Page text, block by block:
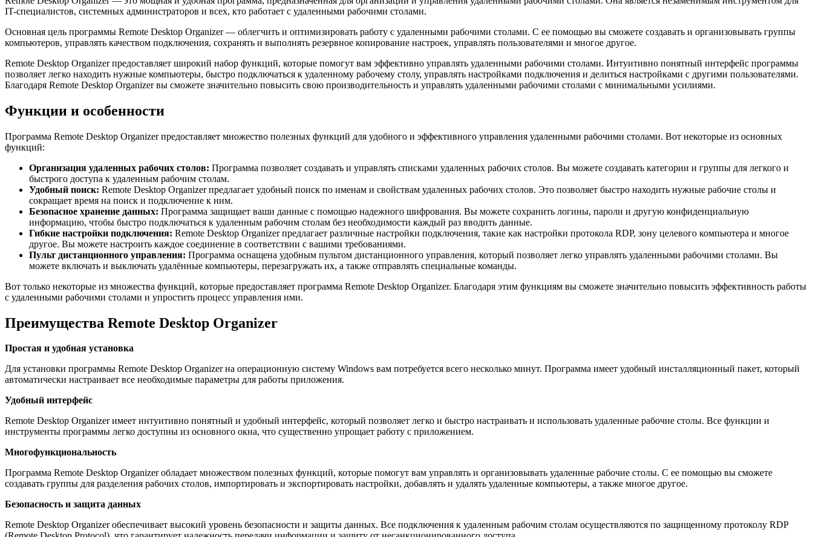
IT-специалистов, системных администраторов и всех, кто работает с удаленными рабочими столами.
Основная цель программы Remote Desktop Organizer — облегчить и оптимизировать работу с удаленными рабочими столами. С ее помощью вы сможете создавать и организовывать группы
компьютеров, управлять качеством подключения, сохранять и выполнять резервное копирование настроек, управлять пользователями и многое другое.
Remote Desktop Organizer предоставляет широкий набор функций, которые помогут вам эффективно управлять удаленными рабочими столами. Интуитивно понятный интерфейс программы
позволяет легко находить нужные компьютеры, быстро подключаться к удаленному рабочему столу, управлять настройками подключения и делиться настройками с другими пользователями.
Благодаря Remote Desktop Organizer вы сможете значительно повысить свою производительность и управлять удаленными рабочими столами с минимальными усилиями.
Функции и особенности
Программа Remote Desktop Organizer предоставляет множество полезных функций для удобного и эффективного управления удаленными рабочими столами. Вот некоторые из основных
функций:
Организация удаленных рабочих столов: Программа позволяет создавать и управлять списками удаленных рабочих столов. Вы можете создавать категории и группы для легкого и
быстрого доступа к удаленным рабочим столам.
Удобный поиск: Remote Desktop Organizer предлагает удобный поиск по именам и свойствам удаленных рабочих столов. Это позволяет быстро находить нужные рабочие столы и
сокращает время на поиск и подключение к ним.
Безопасное хранение данных: Программа защищает ваши данные с помощью надежного шифрования. Вы можете сохранить логины, пароли и другую конфиденциальную
информацию, чтобы быстро подключаться к удаленным рабочим столам без необходимости каждый раз вводить данные.
Гибкие настройки подключения: Remote Desktop Organizer предлагает различные настройки подключения, такие как настройки протокола RDP, зону целевого компьютера и многое
другое. Вы можете настроить каждое соединение в соответствии с вашими требованиями.
Пульт дистанционного управления: Программа оснащена удобным пультом дистанционного управления, который позволяет легко управлять удаленными рабочими столами. Вы
можете включать и выключать удалённые компьютеры, перезагружать их, а также отправлять специальные команды.
Вот только некоторые из множества функций, которые предоставляет программа Remote Desktop Organizer. Благодаря этим функциям вы сможете значительно повысить эффективность работы
с удаленными рабочими столами и упростить процесс управления ими.
Преимущества Remote Desktop Organizer
Простая и удобная установка
Для установки программы Remote Desktop Organizer на операционную систему Windows вам потребуется всего несколько минут. Программа имеет удобный инсталляционный пакет, который
автоматически настраивает все необходимые параметры для работы приложения.
Удобный интерфейс
Remote Desktop Organizer имеет интуитивно понятный и удобный интерфейс, который позволяет легко и быстро настраивать и использовать удаленные рабочие столы. Все функции и
инструменты программы легко доступны из основного окна, что существенно упрощает работу с приложением.
Многофункциональность
Программа Remote Desktop Organizer обладает множеством полезных функций, которые помогут вам управлять и организовывать удаленные рабочие столы. С ее помощью вы сможете
создавать группы для разделения рабочих столов, импортировать и экспортировать настройки, добавлять и удалять удаленные компьютеры, а также многое другое.
Безопасность и защита данных
Remote Desktop Organizer обеспечивает высокий уровень безопасности и защиты данных. Все подключения к удаленным рабочим столам осуществляются по защищенному протоколу RDP